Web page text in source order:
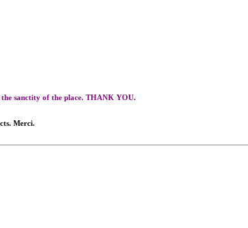
the sanctity of the place. THANK YOU.
Merci.